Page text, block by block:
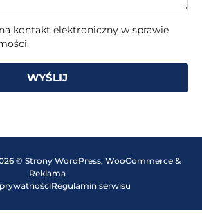
kontakt elektroniczny w sprawie
WYŚLIJ
© Strony WordPress, WooCommerce &
Reklama
Regulamin serwisu